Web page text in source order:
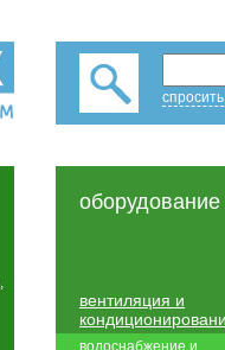
,
оборудование
вентиляция и
водоснабжение и